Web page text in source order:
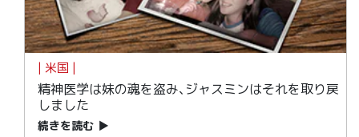
| 米国 |
精神医学は妹の魂を盗み､ジャスミンはそれを取り戻
しました
続きを読む ▶